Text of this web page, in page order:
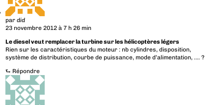
pardid
23 novembre 2012 à 7 h 26 min
Le diesel veut remplacer la turbine sur les hélicoptères légers
Rien sur les caractéristiques du moteur : nb cylindres, disposition,
système de distribution, courbe de puissance, mode d’alimentation, …. ?
⮑ Répondre